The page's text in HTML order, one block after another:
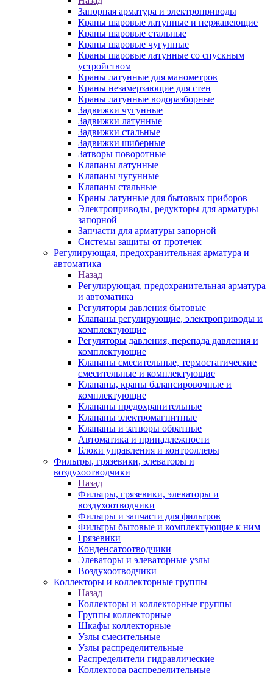
Запорная арматура и электроприводы
Краны шаровые латунные и нержавеющие
Краны шаровые стальные
Краны шаровые чугунные
Краны шаровые латунные со спускным
устройством
Краны латунные для манометров
Краны незамерзающие для стен
Краны латунные водоразборные
Задвижки чугунные
Задвижки латунные
Задвижки стальные
Задвижки шиберные
Затворы поворотные
Клапаны латунные
Клапаны чугунные
Клапаны стальные
Краны латунные для бытовых приборов
Электроприводы, редукторы для арматуры
запорной
Запчасти для арматуры запорной
Системы защиты от протечек
Регулирующая, предохранительная арматура и
автоматика
Назад
Регулирующая, предохранительная арматура
и автоматика
Регуляторы давления бытовые
Клапаны регулирующие, электроприводы и
комплектующие
Регуляторы давления, перепада давления и
комплектующие
Клапаны смесительные, термостатические
смесительные и комплектующие
Клапаны, краны балансировочные и
комплектующие
Клапаны предохранительные
Клапаны электромагнитные
Клапаны и затворы обратные
Автоматика и принадлежности
Блоки управления и контроллеры
Фильтры, грязевики, элеваторы и
воздухоотводчики
Назад
Фильтры, грязевики, элеваторы и
воздухоотводчики
Фильтры и запчасти для фильтров
Фильтры бытовые и комплектующие к ним
Грязевики
Конденсатоотводчики
Элеваторы и элеваторные узлы
Воздухоотводчики
Коллекторы и коллекторные группы
Назад
Коллекторы и коллекторные группы
Группы коллекторные
Шкафы коллекторные
Узлы смесительные
Узлы распределительные
Распределители гидравлические
Коллектора распределительные